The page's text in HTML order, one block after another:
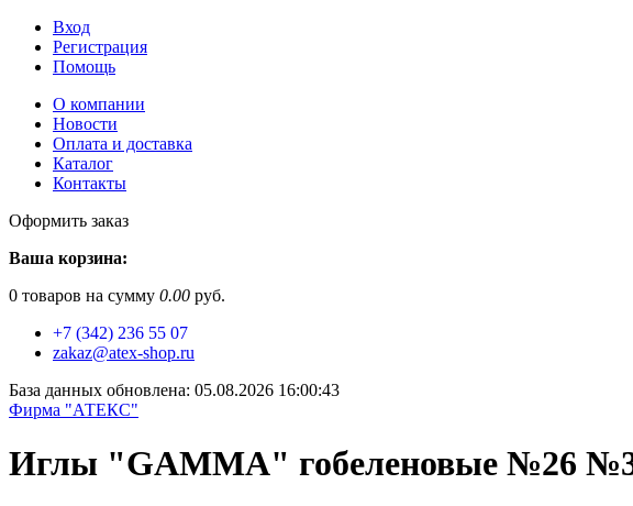
Вход
Регистрация
Помощь
О компании
Новости
Оплата и доставка
Каталог
Контакты
Оформить заказ
Ваша корзина:
0 товаров на сумму 0.00 руб.
+7 (342) 236 55 07
zakaz@atex-shop.ru
База данных обновлена: 05.08.2026 16:00:43
Фирма "АТЕКС"
Иглы "GAMMA" гобеленовые №26